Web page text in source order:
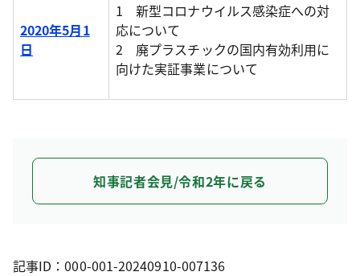
2020年5月1
日
1 新型コロナウイルス感染症への対
応について
2 廃プラスチックの国内有効利用に
向けた実証事業について
知事記者会見/令和2年に戻る
記事ID：000-001-20240910-007136